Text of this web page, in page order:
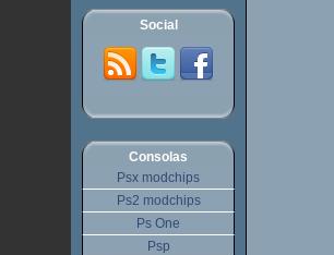
Social
Consolas
Psx modchips
Ps2 modchips
Ps One
Psp